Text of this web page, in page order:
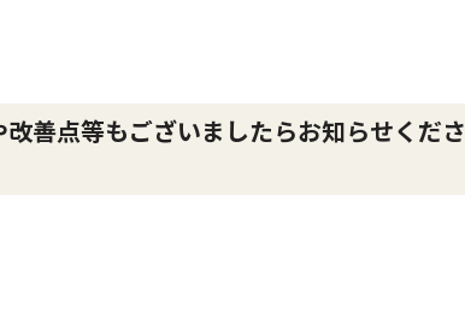
善点等もございましたらお知らせくださ